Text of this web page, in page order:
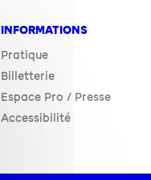
INFORMATIONS
Pratique
Billetterie
Espace Pro / Presse
Accessibilité